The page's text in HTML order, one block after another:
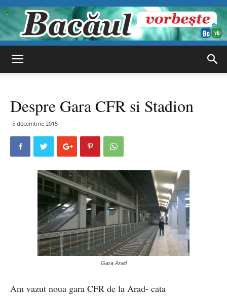
vorbește
Despre Gara CFR si Stadion
5 decembrie 2015
Gara Arad
Am vazut noua gara CFR de la Arad- cata